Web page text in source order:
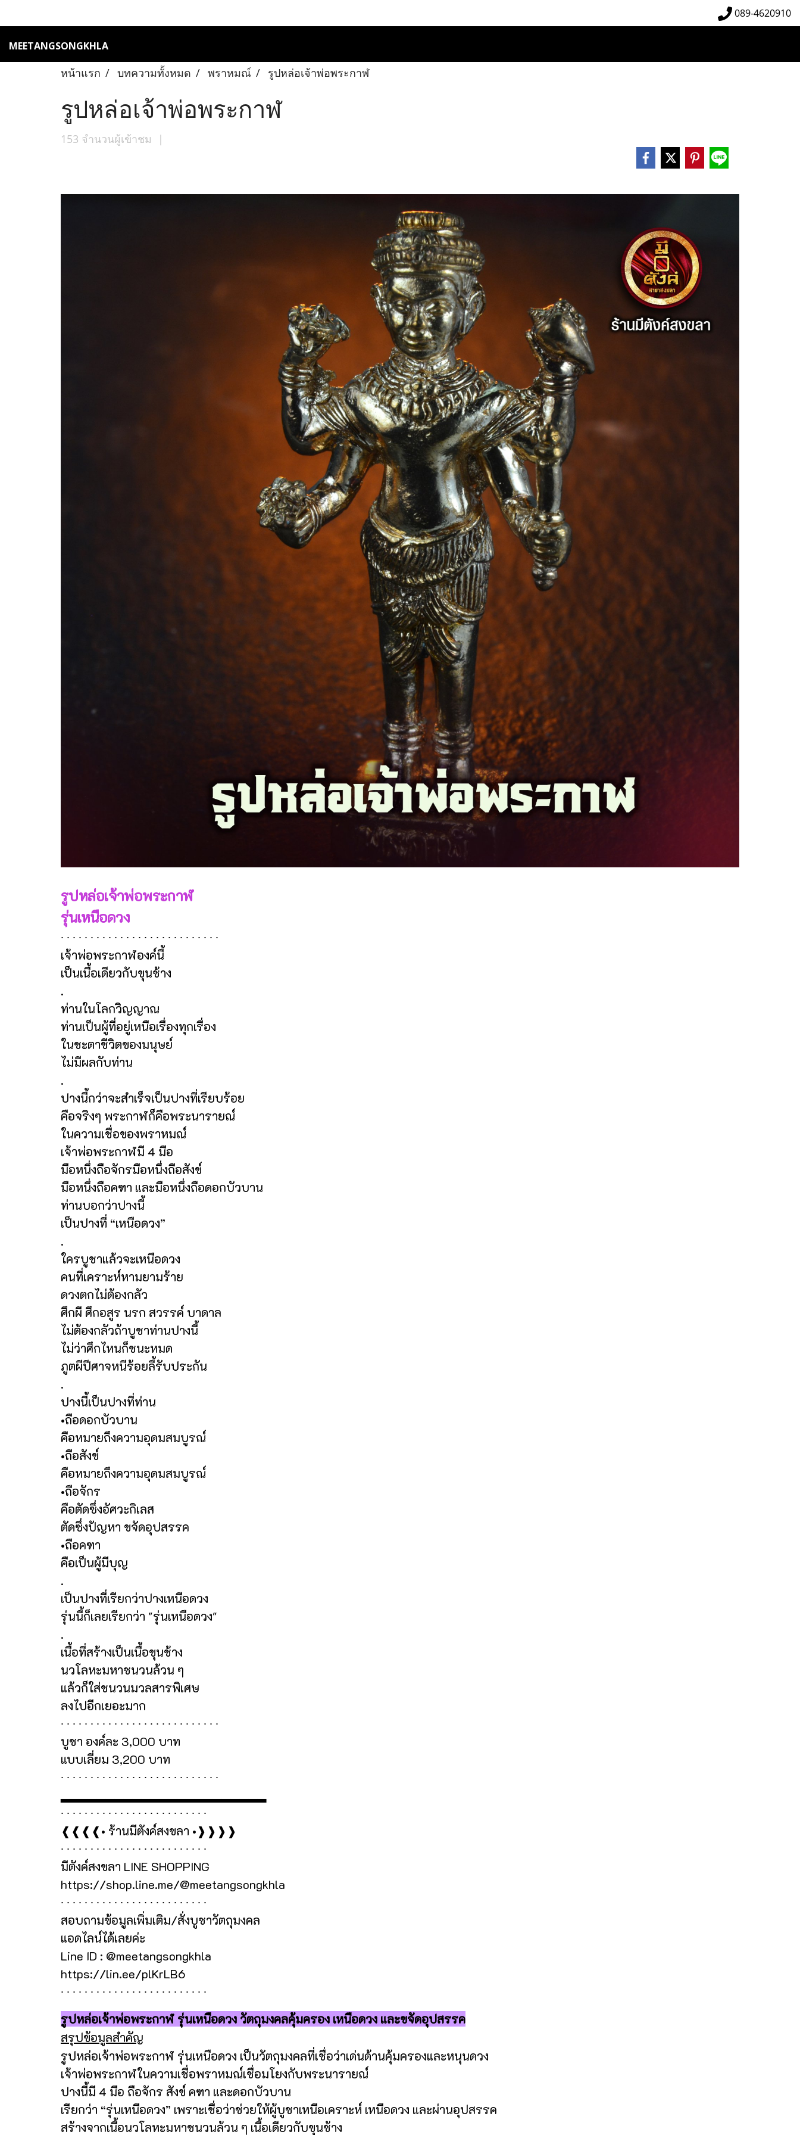
089-4620910
MEETANGSONGKHLA
หน้าแรก บทความทั้งหมด พราหมณ์ รูปหล่อเจ้าพ่อพระกาฬ
รูปหล่อเจ้าพ่อพระกาฬ
153 จำนวนผู้เข้าชม |
รูปหล่อเจ้าพ่อพระกาฬ
รุ่นเหนือดวง
∙ ∙ ∙ ∙ ∙ ∙ ∙ ∙ ∙ ∙ ∙ ∙ ∙ ∙ ∙ ∙ ∙ ∙ ∙ ∙ ∙ ∙ ∙ ∙ ∙ ∙ ∙
เจ้าพ่อพระกาฬองค์นี้
เป็นเนื้อเดียวกับขุนช้าง
.
ท่านในโลกวิญญาณ
ท่านเป็นผู้ที่อยู่เหนือเรื่องทุกเรื่อง
ในชะตาชีวิตของมนุษย์
ไม่มีผลกับท่าน
.
ปางนี้กว่าจะสำเร็จเป็นปางที่เรียบร้อย
คือจริงๆ พระกาฬก็คือพระนารายณ์
ในความเชื่อของพราหมณ์
เจ้าพ่อพระกาฬมี 4 มือ
มือหนึ่งถือจักรมือหนึ่งถือสังข์
มือหนึ่งถือคฑา และมือหนึ่งถือดอกบัวบาน
ท่านบอกว่าปางนี้
เป็นปางที่ “เหนือดวง”
.
ใครบูชาแล้วจะเหนือดวง
คนที่เคราะห์หามยามร้าย
ดวงตกไม่ต้องกลัว
ศึกผี ศึกอสูร นรก สวรรค์ บาดาล
ไม่ต้องกลัวถ้าบูชาท่านปางนี้
ไม่ว่าศึกไหนก็ชนะหมด
ภูตผีปีศาจหนีร้อยลี้รับประกัน
.
ปางนี้เป็นปางที่ท่าน
•ถือดอกบัวบาน
คือหมายถึงความอุดมสมบูรณ์
•ถือสังข์
คือหมายถึงความอุดมสมบูรณ์
•ถือจักร
คือตัดซึ่งอัศวะกิเลส
ตัดซึ่งปัญหา ขจัดอุปสรรค
•ถือคฑา
คือเป็นผู้มีบุญ
.
เป็นปางที่เรียกว่าปางเหนือดวง
รุ่นนี้ก็เลยเรียกว่า "รุ่นเหนือดวง"
.
เนื้อที่สร้างเป็นเนื้อขุนช้าง
นวโลหะมหาชนวนล้วน ๆ
แล้วก็ใส่ชนวนมวลสารพิเศษ
ลงไปอีกเยอะมาก
∙ ∙ ∙ ∙ ∙ ∙ ∙ ∙ ∙ ∙ ∙ ∙ ∙ ∙ ∙ ∙ ∙ ∙ ∙ ∙ ∙ ∙ ∙ ∙ ∙ ∙ ∙
บูชา องค์ละ 3,000 บาท
แบบเลี่ยม 3,200 บาท
∙ ∙ ∙ ∙ ∙ ∙ ∙ ∙ ∙ ∙ ∙ ∙ ∙ ∙ ∙ ∙ ∙ ∙ ∙ ∙ ∙ ∙ ∙ ∙ ∙ ∙ ∙
▂▂▂▂▂▂▂▂▂▂▂▂▂▂▂▂▂▂▂▂▂▂▂
∙ ∙ ∙ ∙ ∙ ∙ ∙ ∙ ∙ ∙ ∙ ∙ ∙ ∙ ∙ ∙ ∙ ∙ ∙ ∙ ∙ ∙ ∙ ∙ ∙
❰❰❰❰• ร้านมีตังค์สงขลา •❱❱❱❱
∙ ∙ ∙ ∙ ∙ ∙ ∙ ∙ ∙ ∙ ∙ ∙ ∙ ∙ ∙ ∙ ∙ ∙ ∙ ∙ ∙ ∙ ∙ ∙ ∙
มีตังค์สงขลา LINE SHOPPING
https://shop.line.me/@meetangsongkhla
∙ ∙ ∙ ∙ ∙ ∙ ∙ ∙ ∙ ∙ ∙ ∙ ∙ ∙ ∙ ∙ ∙ ∙ ∙ ∙ ∙ ∙ ∙ ∙ ∙
สอบถามข้อมูลเพิ่มเติม/สั่งบูชาวัตถุมงคล
แอดไลน์ได้เลยค่ะ
Line ID : @meetangsongkhla
https://lin.ee/plKrLB6
∙ ∙ ∙ ∙ ∙ ∙ ∙ ∙ ∙ ∙ ∙ ∙ ∙ ∙ ∙ ∙ ∙ ∙ ∙ ∙ ∙ ∙ ∙ ∙ ∙
รูปหล่อเจ้าพ่อพระกาฬ รุ่นเหนือดวง วัตถุมงคลคุ้มครอง เหนือดวง และขจัดอุปสรรค
สรุปข้อมูลสำคัญ
รูปหล่อเจ้าพ่อพระกาฬ รุ่นเหนือดวง เป็นวัตถุมงคลที่เชื่อว่าเด่นด้านคุ้มครองและหนุนดวง
เจ้าพ่อพระกาฬในความเชื่อพราหมณ์เชื่อมโยงกับพระนารายณ์
ปางนี้มี 4 มือ ถือจักร สังข์ คฑา และดอกบัวบาน
เรียกว่า “รุ่นเหนือดวง” เพราะเชื่อว่าช่วยให้ผู้บูชาเหนือเคราะห์ เหนือดวง และผ่านอุปสรรค
สร้างจากเนื้อนวโลหะมหาชนวนล้วน ๆ เนื้อเดียวกับขุนช้าง